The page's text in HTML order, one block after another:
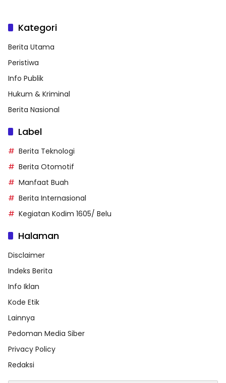
Kategori
Berita Utama
Peristiwa
Info Publik
Hukum & Kriminal
Berita Nasional
Label
Berita Teknologi
Berita Otomotif
Manfaat Buah
Berita Internasional
Kegiatan Kodim 1605/ Belu
Halaman
Disclaimer
Indeks Berita
Info Iklan
Kode Etik
Lainnya
Pedoman Media Siber
Privacy Policy
Redaksi